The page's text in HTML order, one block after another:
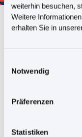
weiterhin besuchen,
Weitere
erhalten Sie in
Notwendig
Präferenzen
Statistiken
Nachname